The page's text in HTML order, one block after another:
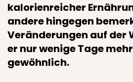
kalorienreicher
andere hingegen
Veränderungen auf der
er nur wenige Tage
gewöhnlich.